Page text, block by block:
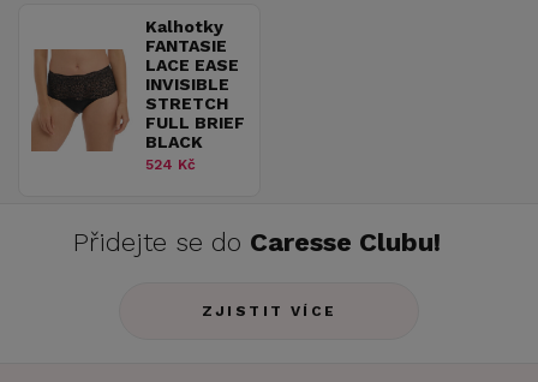
Kalhotky
FANTASIE
LACE EASE
INVISIBLE
STRETCH
FULL BRIEF
BLACK
524 Kč
Přidejte se do Caresse Clubu!
ZJISTIT VÍCE